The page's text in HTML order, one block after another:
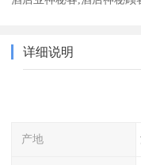
详细说明
产地